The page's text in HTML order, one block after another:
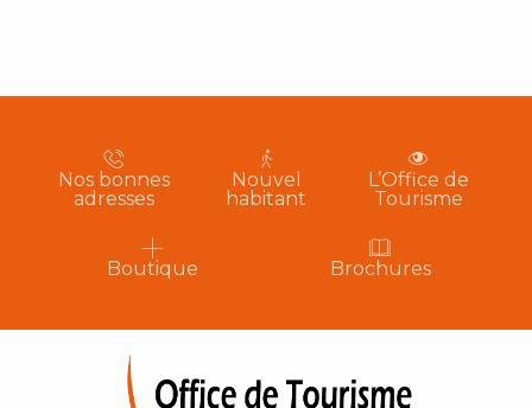
Nos bonnes
adresses
Nouvel
habitant
L’Office de
Tourisme
Boutique Brochures